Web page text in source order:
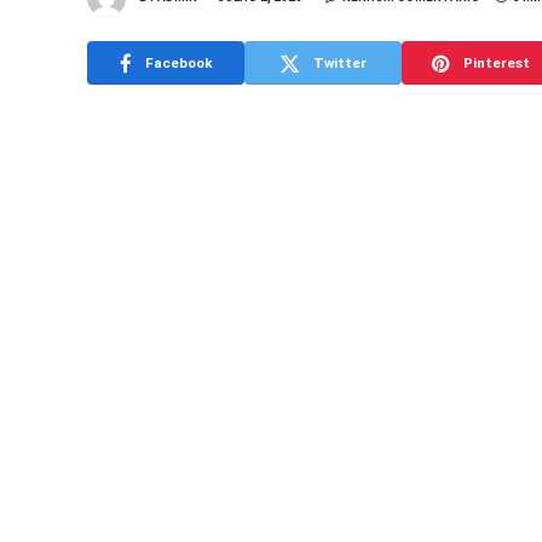
Facebook Twitter Pinterest